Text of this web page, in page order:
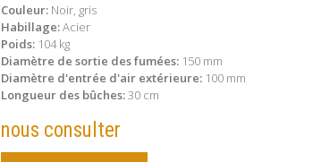
Couleur: Noir, gris
Habillage:Acier
Poids: 104 kg
Diamètre de sortie des fumées: 150 mm
Diamètre d'entrée d'air extérieure: 100 mm
Longueur des bûches:30 cm
nous consulter